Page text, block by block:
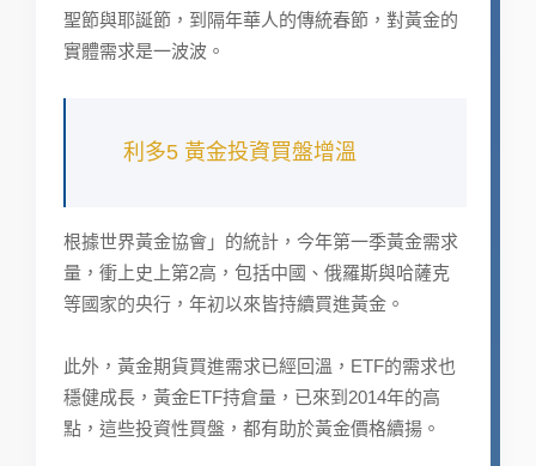
聖節與耶誕節，到隔年華人的傳統春節，對黃金的
實體需求是一波波。
利多5 黃金投資買盤增溫
根據世界黃金協會」的統計，今年第一季黃金需求
量，衝上史上第2高，包括中國、俄羅斯與哈薩克
等國家的央行，年初以來皆持續買進黃金。
此外，黃金期貨買進需求已經回溫，ETF的需求也
穩健成長，黃金ETF持倉量，已來到2014年的高
點，這些投資性買盤，都有助於黃金價格續揚。